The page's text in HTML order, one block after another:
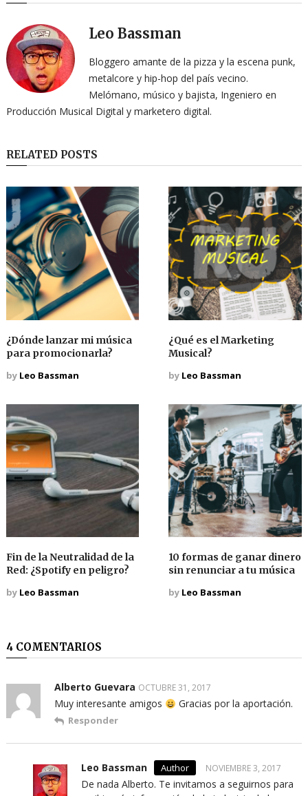
Leo Bassman
Bloggero amante de la pizza y la escena punk,
metalcore y hip-hop del país vecino.
Melómano, músico y bajista, Ingeniero en
Producción Musical Digital y marketero digital.
RELATED POSTS
¿Dónde lanzar mi música
para promocionarla?
by Leo Bassman
¿Qué es el Marketing
Musical?
by Leo Bassman
Fin de la Neutralidad de la
Red: ¿Spotify en peligro?
by Leo Bassman
10 formas de ganar dinero
sin renunciar a tu música
by Leo Bassman
4 COMENTARIOS
Alberto Guevara OCTUBRE 31, 2017
Muy interesante amigos Gracias por la aportación.
Responder
Leo Bassman NOVIEMBRE 3, 2017
De nada Alberto. Te invitamos a seguirnos para